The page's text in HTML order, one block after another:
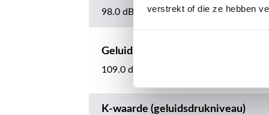
verstrekt of die ze hebben
98.0 dB(A)
Geluidsvermogenniveau
109.0 dB(A)
K-waarde (geluidsdrukniveau)